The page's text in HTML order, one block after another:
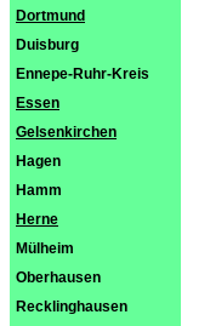
Dortmund
Duisburg
Ennepe-Ruhr-Kreis
Essen
Gelsenkirchen
Hagen
Hamm
Herne
Mülheim
Oberhausen
Recklinghausen